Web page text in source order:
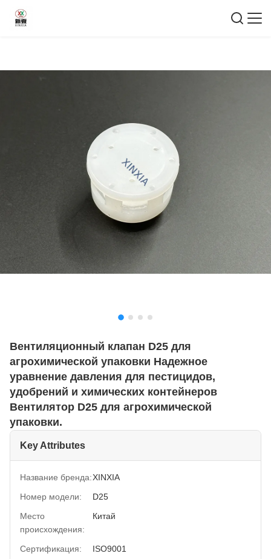
Вентиляционный клапан D25 для
агрохимической упаковки Надежное
уравнение давления для пестицидов,
удобрений и химических контейнеров
Вентилятор D25 для агрохимической
упаковки.
Key Attributes
Название бренда:XINXIA
Номер модели:
D25
Место
происхождения:
Китай
Сертификация:
ISO9001